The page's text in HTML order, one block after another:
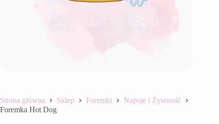
Strona główna Sklep Foremki
Napoje i Żywność
Foremka Hot Dog